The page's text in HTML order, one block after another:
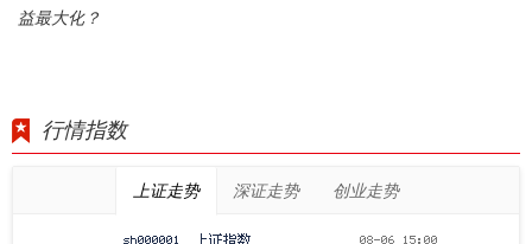
益最大化？
行情指数
上证走势 深证走势 创业走势